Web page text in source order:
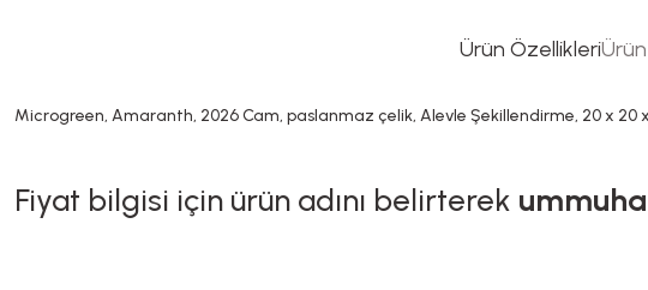
Ürün Özellikleri
Microgreen, Amaranth, 2026 Cam, paslanmaz çelik, Alevle Şekillendirme, 20 x 20
Fiyat bilgisi için ürün adını belirterek